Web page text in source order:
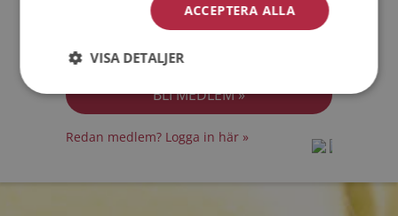
Medlemsvillkoren
Jag accepterarPersonuppgiftspolicyn
Redan medlem? Logga in här »
ACCEPTERA ALLA
VISA DETALJER